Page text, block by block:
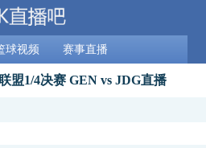
球视频 赛事直播
盟1/4决赛 GEN vs JDG直播